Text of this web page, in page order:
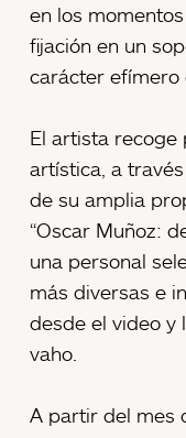
en los
fijación en un
carácter efímero
El artista recoge
artística, a
de su amplia
“Oscar Muñoz:
una personal
más diversas e
desde el video y
vaho.
A partir del mes